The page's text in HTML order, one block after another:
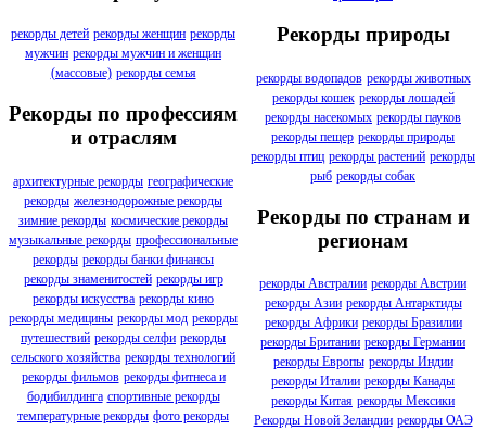
рекорды детей рекорды женщин рекорды
мужчин рекорды мужчин и женщин
(массовые) рекорды семья
Рекорды по профессиям
и отраслям
архитектурные рекорды географические
рекорды железнодорожные рекорды
зимние рекорды космические рекорды
музыкальные рекорды профессиональные
рекорды рекорды банки финансы
рекорды знаменитостей рекорды игр
рекорды искусства рекорды кино
рекорды медицины рекорды мод рекорды
путешествий рекорды селфи рекорды
сельского хозяйства рекорды технологий
рекорды фильмов рекорды фитнеса и
бодибилдинга спортивные рекорды
температурные рекорды фото рекорды
Рекорды природы
рекорды водопадов рекорды животных
рекорды кошек рекорды лошадей
рекорды насекомых рекорды пауков
рекорды пещер рекорды природы
рекорды птиц рекорды растений рекорды
рыб рекорды собак
Рекорды по странам и
регионам
рекорды Австралии рекорды Австрии
рекорды Азии рекорды Антарктиды
рекорды Африки рекорды Бразилии
рекорды Британии рекорды Германии
рекорды Европы рекорды Индии
рекорды Италии рекорды Канады
рекорды Китая рекорды Мексики
Рекорды Новой Зеландии рекорды ОАЭ